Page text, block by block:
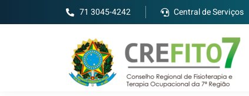
71 3045-4242 Central de Serviços